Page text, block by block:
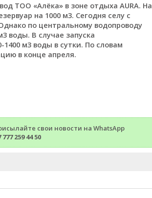
ТОО «Aлёка» в зоне отдыха AURA. На
на 1000 м3. Сегодня селу с
по центральному водопроводу
воды. В случае запуска
1400 м3 воды в сутки. По словам
в конце апреля.
свои новости на WhatsApp
777 259 44 50